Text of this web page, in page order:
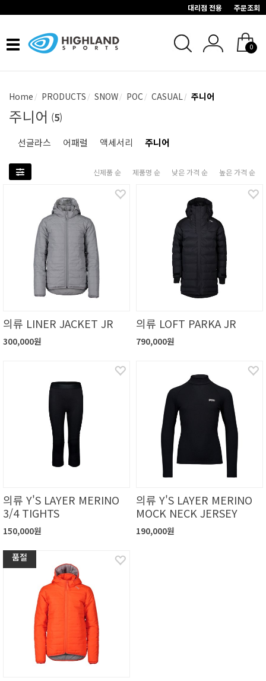
대리점 전용 주문조회
Toggle
navigation
0
Home PRODUCTS SNOW POC CASUAL 주니어
주니어 (5)
선글라스 어패럴 액세서리 주니어
신제품 순 제품명 순 낮은 가격 순 높은 가격 순
의류 LINER JACKET JR
300,000원
의류 LOFT PARKA JR
790,000원
의류 Y'S LAYER MERINO
3/4 TIGHTS
150,000원
의류 Y'S LAYER MERINO
MOCK NECK JERSEY
190,000원
품절